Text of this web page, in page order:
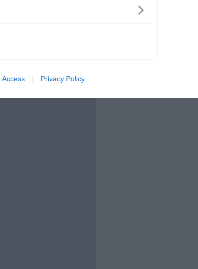
Access Privacy Policy